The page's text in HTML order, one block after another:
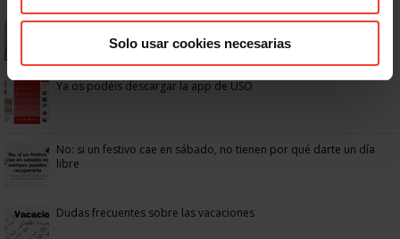
Solo usar cookies necesarias
Se actualizan las patologías para acceder a la jubilación
anticipada por discapacidad
Ya os podéis descargar la app de USO
No: si un festivo cae en sábado, no tienen por qué darte un día
libre
Dudas frecuentes sobre las vacaciones